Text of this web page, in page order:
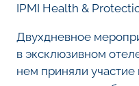
IPMI Health &
Двухдневное
в эксклюзивном
нем приняли